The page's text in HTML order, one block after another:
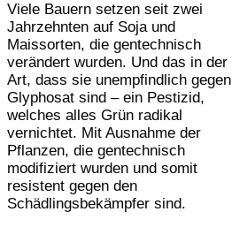
Viele Bauern setzen seit zwei
Jahrzehnten auf Soja und
Maissorten, die gentechnisch
verändert wurden. Und das in der
Art, dass sie unempfindlich gegen
Glyphosat sind – ein Pestizid,
welches alles Grün radikal
vernichtet. Mit Ausnahme der
Pflanzen, die gentechnisch
modifiziert wurden und somit
resistent gegen den
Schädlingsbekämpfer sind.